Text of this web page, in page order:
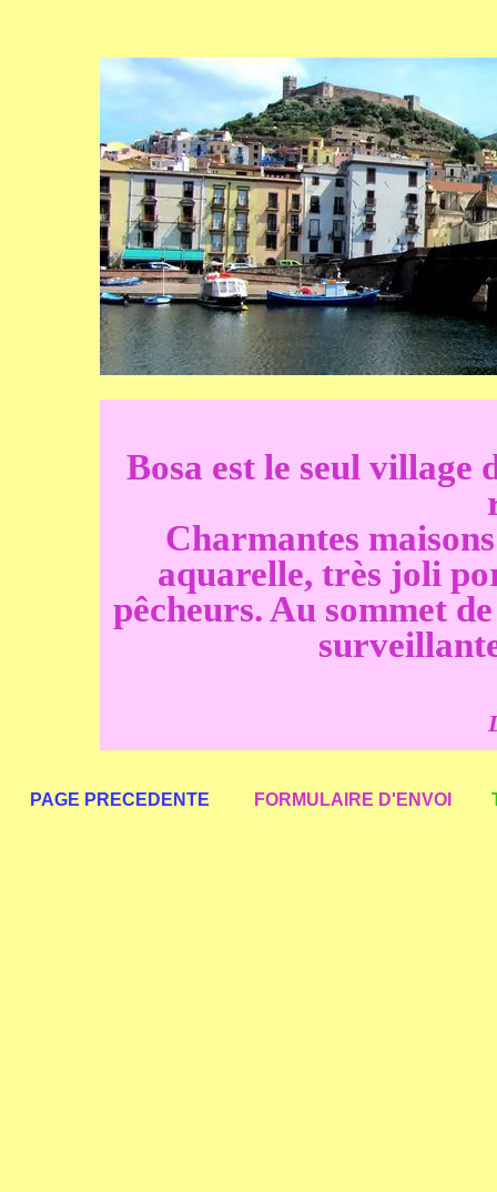
Bosa est le seul village
Charmantes
aquarelle, très joli
pêcheurs. Au sommet
PAGE PRECEDENTE FORMULAIRE D'ENVOI